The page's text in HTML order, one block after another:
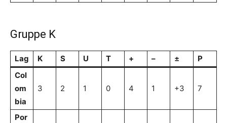
Gruppe K
Lag K S U T + – ±
P
Col
om
bia
3 2 1 0 4 1 +3 7
Por